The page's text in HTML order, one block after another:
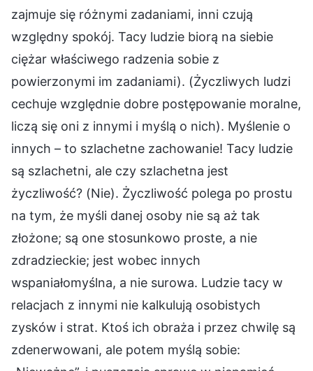
zajmuje się różnymi zadaniami, inni czują
względny spokój. Tacy ludzie biorą na siebie
ciężar właściwego radzenia sobie z
powierzonymi im zadaniami). (Życzliwych ludzi
cechuje względnie dobre postępowanie moralne,
liczą się oni z innymi i myślą o nich). Myślenie o
innych – to szlachetne zachowanie! Tacy ludzie
są szlachetni, ale czy szlachetna jest
życzliwość? (Nie). Życzliwość polega po prostu
na tym, że myśli danej osoby nie są aż tak
złożone; są one stosunkowo proste, a nie
zdradzieckie; jest wobec innych
wspaniałomyślna, a nie surowa. Ludzie tacy w
relacjach z innymi nie kalkulują osobistych
zysków i strat. Ktoś ich obraża i przez chwilę są
zdenerwowani, ale potem myślą sobie: